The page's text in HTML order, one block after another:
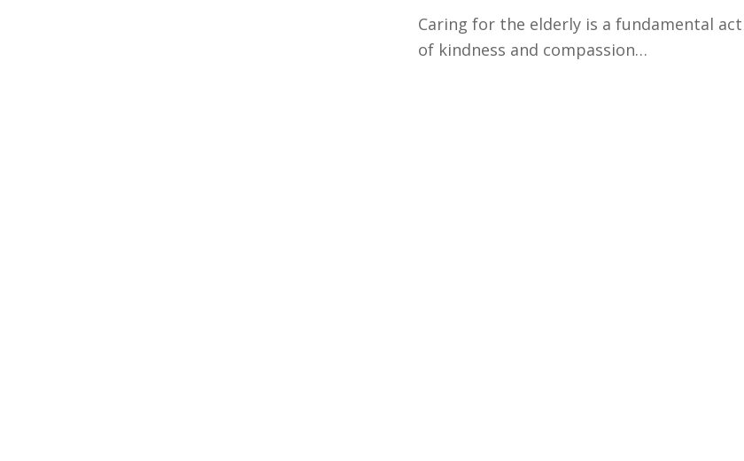
Caring for the elderly is a fundamental act
of kindness and compassion…